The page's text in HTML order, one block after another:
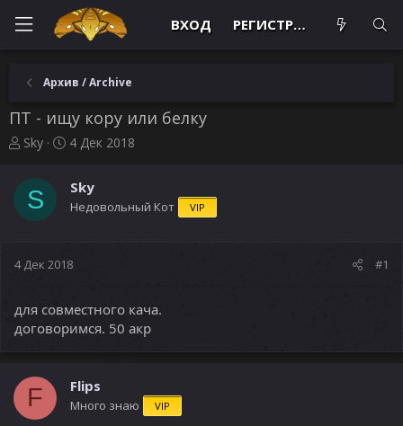
ВХОД РЕГИСТРАЦИЯ
Архив / Archive
ПТ - ищу кору или белку
А
т
о
р
м
Sky
Д
а
н
а
4 Дек 2018
S Sky
Недовольный Кот VIP
4 Дек 2018 #1
для совместного кача.
договоримся. 50 акр
F Flips
Много знаю VIP